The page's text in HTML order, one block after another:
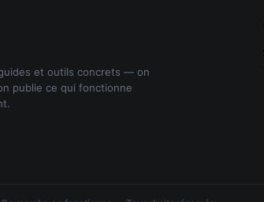
et outils concrets — on
publie ce qui fonctionne